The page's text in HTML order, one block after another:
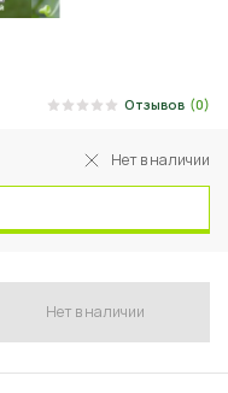
Отзывов (0)
Нет в наличии
Нет в наличии